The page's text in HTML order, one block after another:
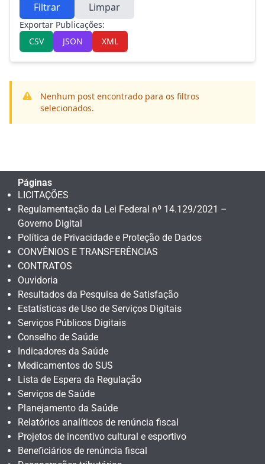
Filtrar Limpar
Exportar Publicações:
CSV
JSON XML
Nenhum post encontrado para os filtros
selecionados.
Páginas
LICITAÇÕES
Regulamentação da Lei Federal nº 14.129/2021 –
Governo Digital
Política de Privacidade e Proteção de Dados
CONVÊNIOS E TRANSFERÊNCIAS
CONTRATOS
Ouvidoria
Resultados da Pesquisa de Satisfação
Estatísticas de Uso de Serviços Digitais
Serviços Públicos Digitais
Conselho de Saúde
Indicadores da Saúde
Medicamentos do SUS
Lista de Espera da Regulação
Serviços de Saúde
Planejamento da Saúde
Relatórios analíticos de renúncia fiscal
Projetos de incentivo cultural e esportivo
Beneficiários de renúncia fiscal